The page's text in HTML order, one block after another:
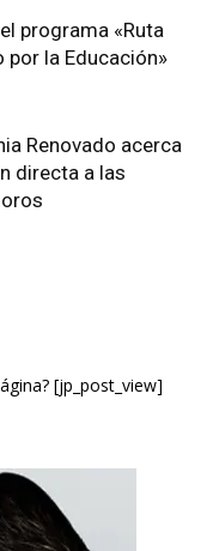
programa «Ruta
por la Educación»
Renovado acerca
directa a las
[jp_post_view]